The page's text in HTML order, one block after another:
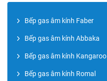
Bếp gas âm kính Faber
Bếp gas âm kính Abbaka
Bếp gas âm kính Kangaroo
Bếp gas âm kính Romal